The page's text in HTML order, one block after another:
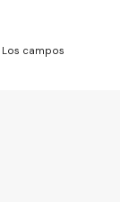
Los campos